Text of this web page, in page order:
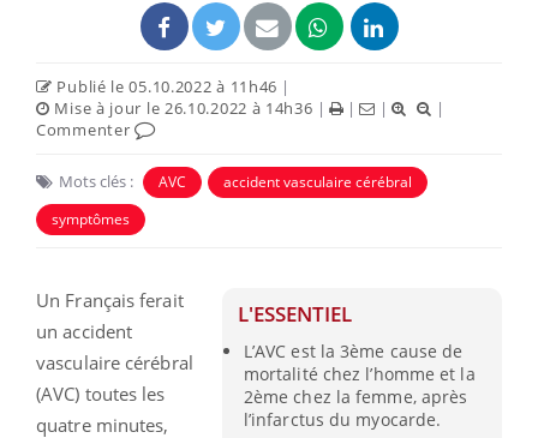
Publié le 05.10.2022 à 11h46 |
Mise à jour le 26.10.2022 à 14h36 | | |
|
Commenter
Mots clés : AVC
accident vasculaire cérébral
symptômes
L'ESSENTIEL
L’AVC est la 3ème cause de
mortalité chez l’homme et la
2ème chez la femme, après
l’infarctus du myocarde.
Un Français ferait
un accident
vasculaire cérébral
(AVC) toutes les
quatre minutes,